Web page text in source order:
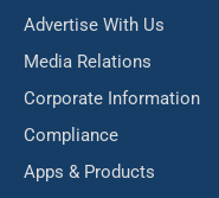
Advertise With Us
Media Relations
Corporate Information
Compliance
Apps & Products